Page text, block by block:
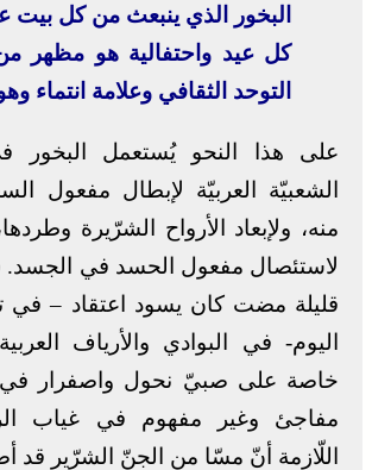
البخور الذي ينبعث من كل بيت
كل عيد واحتفالية هو مظهر
التوحد الثقافي وعلامة انتماء
على هذا النحو يُستعمل البخور
الشعبيّة العربيّة لإبطال مفعول
منه، ولإبعاد الأرواح الشرّيرة
لاستئصال مفعول الحسد في الجسد.
قليلة مضت كان يسود اعتقاد – في
اليوم- في البوادي والأرياف
خاصة على صبيّ نحول واصفرار في
مفاجئ وغير مفهوم في غياب
اللّازمة أنّ مسّا من الجنّ الشرّير قد